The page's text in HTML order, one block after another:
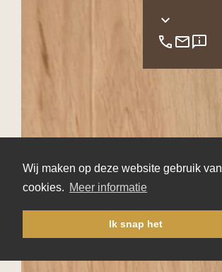
Wij maken op deze website gebruik van
cookies. Meer informatie
Ik snap het